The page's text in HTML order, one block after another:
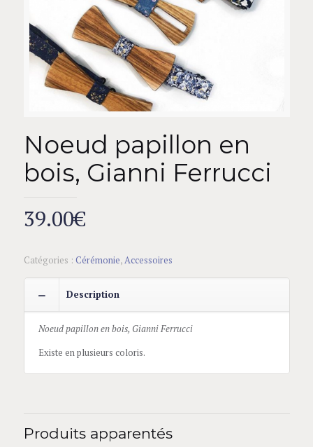
Noeud papillon en
bois, Gianni Ferrucci
39.00€
Catégories : Cérémonie,Accessoires
Description
Noeud papillon en bois, Gianni Ferrucci
Existe en plusieurs coloris.
Produits apparentés